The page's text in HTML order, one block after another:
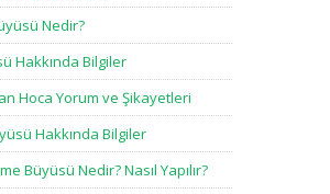
Nedir?
Hakkında Bilgiler
Hoca Yorum ve Şikayetleri
Hakkında Bilgiler
Büyüsü Nedir? Nasıl Yapılır?